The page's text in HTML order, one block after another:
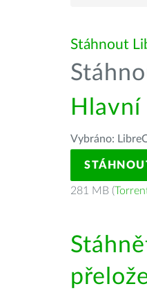
Stáhnout
Vybráno:
281 MB (